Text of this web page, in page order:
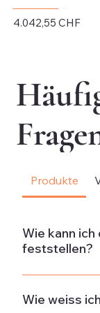
Preis
4.042,55 CHF
Produkte
Wie kann
feststellen?
NeuDie Uhr ist
auf.Neuwertig
Wie weiss